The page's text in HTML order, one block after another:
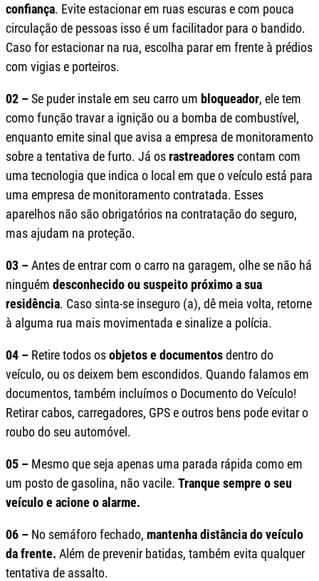
confiança. Evite estacionar em ruas escuras e com pouca
circulação de pessoas isso é um facilitador para o bandido.
Caso for estacionar na rua, escolha parar em frente à prédios
com vigias e porteiros.
02 – Se puder instale em seu carro um bloqueador, ele tem
como função travar a ignição ou a bomba de combustível,
enquanto emite sinal que avisa a empresa de monitoramento
sobre a tentativa de furto. Já osrastreadorescontam com
uma tecnologia que indica o local em que o veículo está para
uma empresa de monitoramento contratada. Esses
aparelhos não são obrigatórios na contratação do seguro,
mas ajudam na proteção.
03 – Antes de entrar com o carro na garagem, olhe se não há
ninguém desconhecido ou suspeito próximo a sua
residência. Caso sinta-se inseguro (a), dê meia volta, retorne
à alguma rua mais movimentada e sinalize a polícia.
04 – Retire todos osobjetos e documentosdentro do
veículo, ou os deixem bem escondidos. Quando falamos em
documentos, também incluímos o Documento do Veículo!
Retirar cabos, carregadores, GPS e outros bens pode evitar o
roubo do seu automóvel.
05 – Mesmo que seja apenas uma parada rápida como em
um posto de gasolina, não vacile. Tranque sempre o seu
veículo e acione o alarme.
06 – No semáforo fechado, mantenha distância do veículo
da frente. Além de prevenir batidas, também evita qualquer
tentativa de assalto.